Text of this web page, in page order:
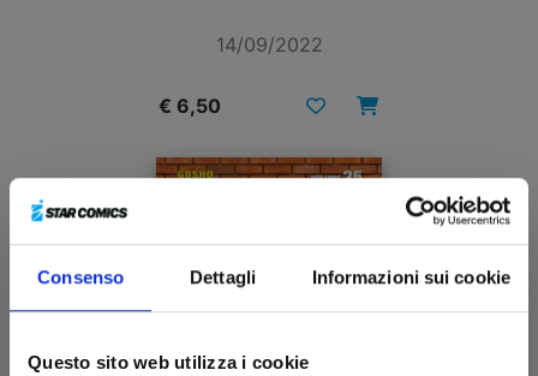
Consenso Dettagli Informazioni sui cookie
Questo sito web utilizza i cookie
14/09/2022
€ 6,50